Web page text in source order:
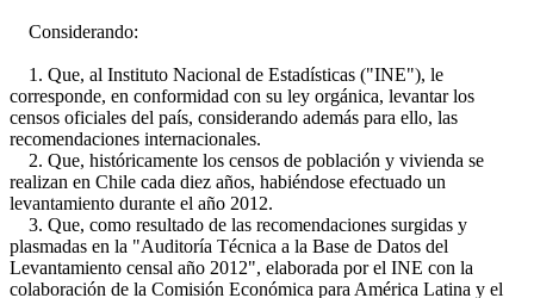
Considerando:
1. Que, al Instituto Nacional de Estadísticas ("INE"), le
corresponde, en conformidad con su ley orgánica, levantar los
censos oficiales del país, considerando además para ello, las
recomendaciones internacionales.
2. Que, históricamente los censos de población y vivienda se
realizan en Chile cada diez años, habiéndose efectuado un
levantamiento durante el año 2012.
3. Que, como resultado de las recomendaciones surgidas y
plasmadas en la "Auditoría Técnica a la Base de Datos del
Levantamiento censal año 2012", elaborada por el INE con la
colaboración de la Comisión Económica para América Latina y el